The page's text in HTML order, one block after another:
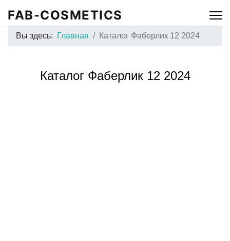
FAB-COSMETICS
Вы здесь: Главная Каталог Фаберлик 12 2024
Каталог Фаберлик 12 2024